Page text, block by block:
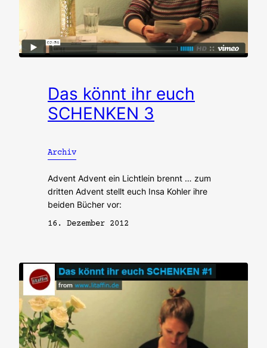
Das könnt ihr euch
SCHENKEN 3
Archiv
Advent Advent ein Lichtlein brennt … zum
dritten Advent stellt euch Insa Kohler ihre
beiden Bücher vor:
16. Dezember 2012